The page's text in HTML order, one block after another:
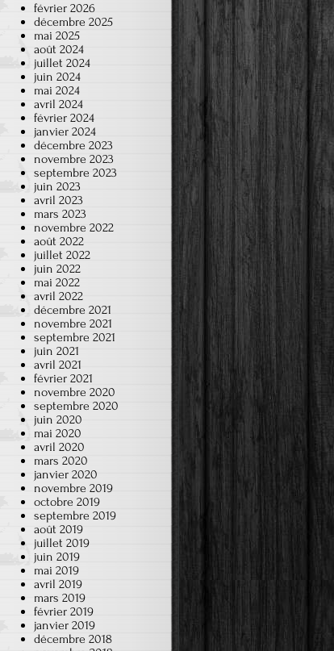
février 2026
décembre 2025
mai 2025
août 2024
juillet 2024
juin 2024
mai 2024
avril 2024
février 2024
janvier 2024
décembre 2023
novembre 2023
septembre 2023
juin 2023
avril 2023
mars 2023
novembre 2022
août 2022
juillet 2022
juin 2022
mai 2022
avril 2022
décembre 2021
novembre 2021
septembre 2021
juin 2021
avril 2021
février 2021
novembre 2020
septembre 2020
juin 2020
mai 2020
avril 2020
mars 2020
janvier 2020
novembre 2019
octobre 2019
septembre 2019
août 2019
juillet 2019
juin 2019
mai 2019
avril 2019
mars 2019
février 2019
janvier 2019
décembre 2018